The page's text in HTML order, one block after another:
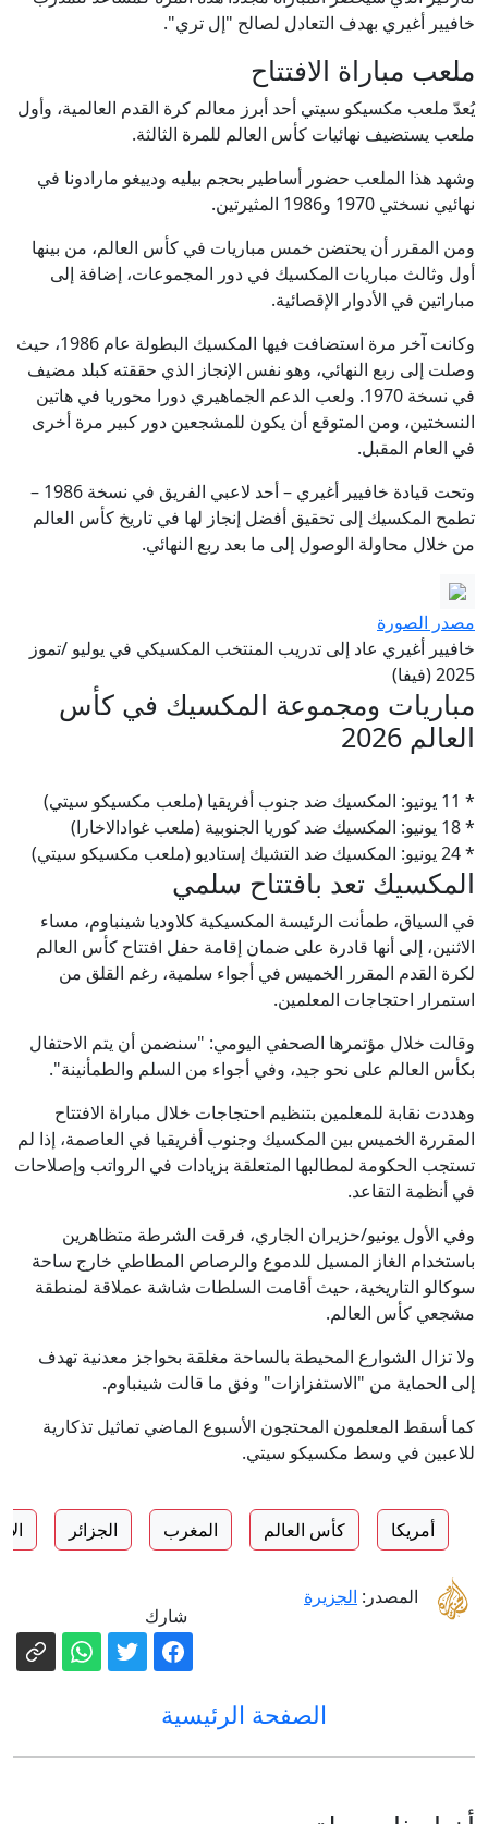
خافيير أغيري بهدف التعادل لصالح "إل تري".
ملعب مباراة الافتتاح
يُعدّ ملعب مكسيكو سيتي أحد أبرز معالم كرة القدم العالمية، وأول
ملعب يستضيف نهائيات كأس العالم للمرة الثالثة.
وشهد هذا الملعب حضور أساطير بحجم بيليه ودييغو مارادونا في
نهائيي نسختي 1970 و1986 المثيرتين.
ومن المقرر أن يحتضن خمس مباريات في كأس العالم، من بينها
أول وثالث مباريات المكسيك في دور المجموعات، إضافة إلى
مباراتين في الأدوار الإقصائية.
وكانت آخر مرة استضافت فيها المكسيك البطولة عام 1986، حيث
وصلت إلى ربع النهائي، وهو نفس الإنجاز الذي حققته كبلد مضيف
في نسخة 1970. ولعب الدعم الجماهيري دورا محوريا في هاتين
النسختين، ومن المتوقع أن يكون للمشجعين دور كبير مرة أخرى
في العام المقبل.
وتحت قيادة خافيير أغيري – أحد لاعبي الفريق في نسخة 1986 –
تطمح المكسيك إلى تحقيق أفضل إنجاز لها في تاريخ كأس العالم
من خلال محاولة الوصول إلى ما بعد ربع النهائي.
مصدر الصورة
خافيير أغيري عاد إلى تدريب المنتخب المكسيكي في يوليو /تموز
2025 (فيفا)
مباريات ومجموعة المكسيك في كأس
العالم 2026
* 11 يونيو: المكسيك ضد جنوب أفريقيا (ملعب مكسيكو سيتي)
* 18 يونيو: المكسيك ضد كوريا الجنوبية (ملعب غوادالاخارا)
* 24 يونيو: المكسيك ضد التشيك إستاديو (ملعب مكسيكو سيتي)
المكسيك تعد بافتتاح سلمي
في السياق، طمأنت الرئيسة المكسيكية كلاوديا شينباوم، مساء
الاثنين، إلى أنها قادرة على ضمان إقامة حفل افتتاح كأس العالم
لكرة القدم المقرر الخميس في أجواء سلمية، رغم القلق من
استمرار احتجاجات المعلمين.
وقالت خلال مؤتمرها الصحفي اليومي: "سنضمن أن يتم الاحتفال
بكأس العالم على نحو جيد، وفي أجواء من السلم والطمأنينة".
وهددت نقابة للمعلمين بتنظيم احتجاجات خلال مباراة الافتتاح
المقررة الخميس بين المكسيك وجنوب أفريقيا في العاصمة، إذا لم
تستجب الحكومة لمطالبها المتعلقة بزيادات في الرواتب وإصلاحات
في أنظمة التقاعد.
وفي الأول يونيو/حزيران الجاري، فرقت الشرطة متظاهرين
باستخدام الغاز المسيل للدموع والرصاص المطاطي خارج ساحة
سوكالو التاريخية، حيث أقامت السلطات شاشة عملاقة لمنطقة
مشجعي كأس العالم.
ولا تزال الشوارع المحيطة بالساحة مغلقة بحواجز معدنية تهدف
إلى الحماية من "الاستفزازات" وفق ما قالت شينباوم.
كما أسقط المعلمون المحتجون الأسبوع الماضي تماثيل تذكارية
للاعبين في وسط مكسيكو سيتي.
أمريكا كأس العالم المغرب الجزائر
المصدر: الجزيرة
شارك
الصفحة الرئيسية